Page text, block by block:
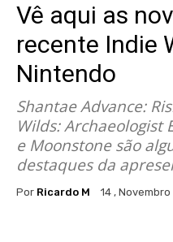
Vê aqui as
recente Indie
Nintendo
Shantae Advance:
Wilds: Archaeologist
e Moonstone são
destaques da
Por Ricardo M 14 , Novembro